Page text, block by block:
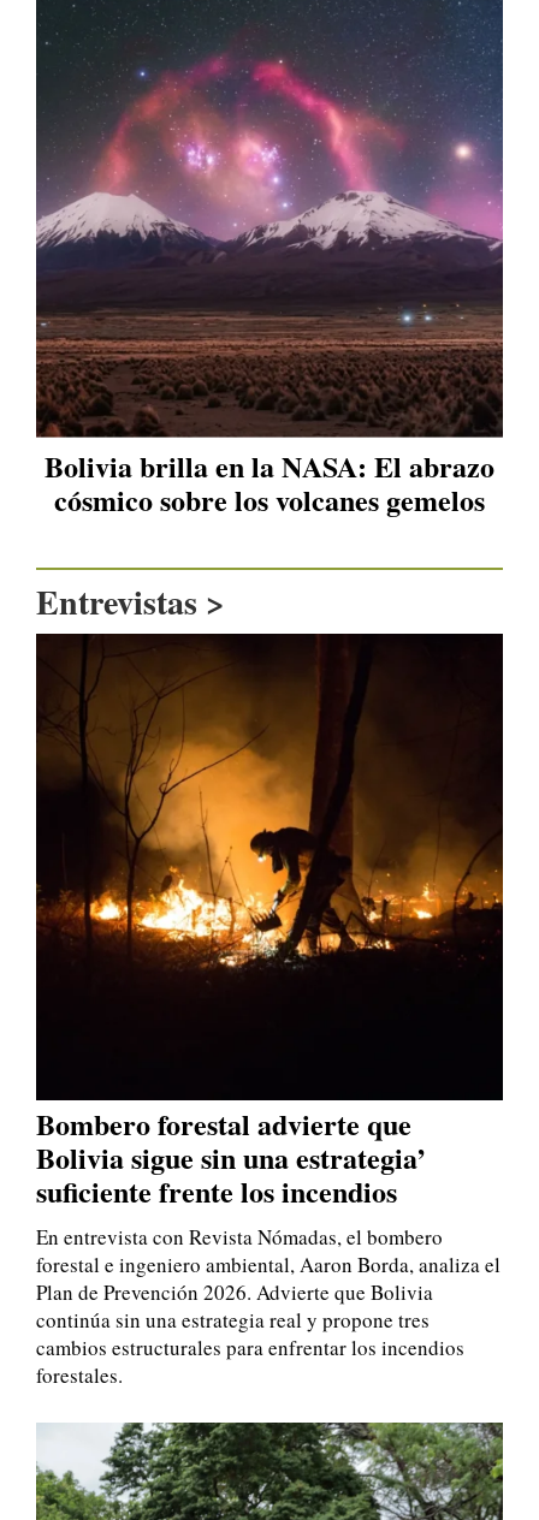
Bolivia brilla en la NASA: El abrazo
cósmico sobre los volcanes gemelos
Entrevistas >
Bombero forestal advierte que
Bolivia sigue sin una estrategia’
suficiente frente los incendios
En entrevista con Revista Nómadas, el bombero
forestal e ingeniero ambiental, Aaron Borda, analiza el
Plan de Prevención 2026. Advierte que Bolivia
continúa sin una estrategia real y propone tres
cambios estructurales para enfrentar los incendios
forestales.